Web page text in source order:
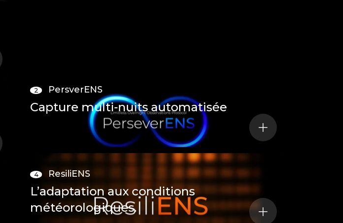
2 PersverENS
Capture multi-nuits automatisée
4 ResiliENS
L’adaptation aux conditions
météorologiques.